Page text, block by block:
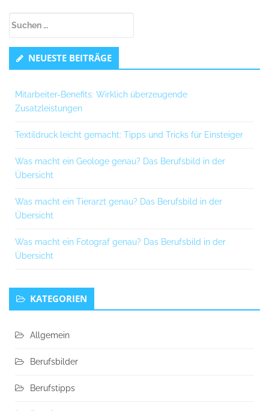
Seitenleiste
NEUESTE BEITRÄGE
Mitarbeiter-Benefits: Wirklich überzeugende
Zusatzleistungen
Textildruck leicht gemacht: Tipps und Tricks für Einsteiger
Was macht ein Geologe genau? Das Berufsbild in der
Übersicht
Was macht ein Tierarzt genau? Das Berufsbild in der
Übersicht
Was macht ein Fotograf genau? Das Berufsbild in der
Übersicht
KATEGORIEN
Allgemein
Berufsbilder
Berufstipps